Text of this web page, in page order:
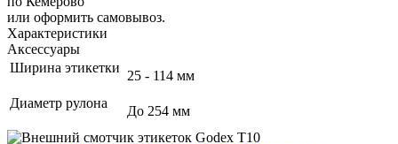
или оформить самовывоз.
Характеристики
Аксессуары
Ширина этикетки
25 - 114 мм
Диаметр рулона
До 254 мм